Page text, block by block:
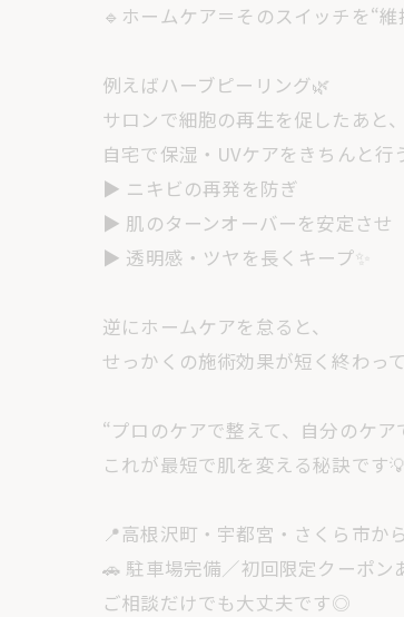
🔹ホームケア＝そのスイッチを“維
例えばハーブピーリング🌿
サロンで細胞の再生を促したあと、
自宅で保湿・UVケアをきちんと行
▶ ニキビの再発を防ぎ
▶ 肌のターンオーバーを安定させ
▶ 透明感・ツヤを長くキープ✨
逆にホームケアを怠ると、
せっかくの施術効果が短く終わっ
“プロのケアで整えて、自分のケア
これが最短で肌を変える秘訣です
📍高根沢町・宇都宮・さくら市か
🚗 駐車場完備／初回限定クーポン
ご相談だけでも大丈夫です◎